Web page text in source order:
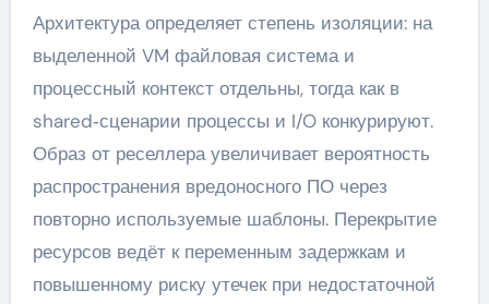
Архитектура определяет степень изоляции: на
выделенной VM файловая система и
процессный контекст отдельны, тогда как в
shared‑сценарии процессы и I/O конкурируют.
Образ от реселлера увеличивает вероятность
распространения вредоносного ПО через
повторно используемые шаблоны. Перекрытие
ресурсов ведёт к переменным задержкам и
повышенному риску утечек при недостаточной